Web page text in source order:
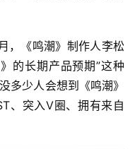
，《鸣潮》制作人李松
的长期产品预期”这种
多少人会想到《鸣潮》
、突入V圈、拥有来自